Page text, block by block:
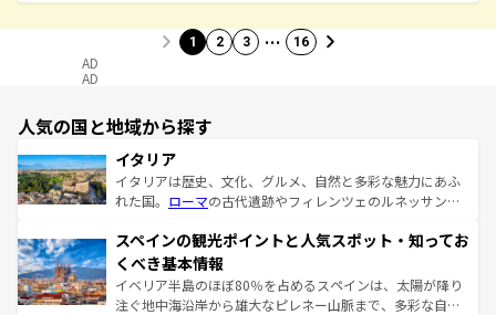
1 2 3 … 16
AD
AD
人気の国と地域から探す
イタリア
イタリアは歴史、文化、グルメ、自然と多彩な魅力にあふ
れた国。 ローマの古代遺跡やフィレンツェのルネッサンス
ろん、トスカーナの美しい田園風景やアマルフィ海岸の絶
景など、自然景観も見逃せない。観光の合間には、本場の
ピザやパスタなど、絶品のイタリア料理を堪能することも
できる。朝目覚めてから夜眠るまで、すべての瞬間を楽し
スペインの観光ポイントと人気スポット・知ってお
くべき基本情報
イベリア半島のほぼ80％を占めるスペインは、太陽が降り
注ぐ地中海沿岸から雄大なピレネー山脈まで、多彩な自然